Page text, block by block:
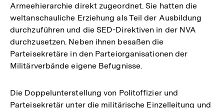
Armeehierarchie direkt zugeordnet. Sie hatten die
weltanschauliche Erziehung als Teil der Ausbildung
durchzuführen und die SED-Direktiven in der NVA
durchzusetzen. Neben ihnen besaßen die
Parteisekretäre in den Parteiorganisationen der
Militärverbände eigene Befugnisse.
Die Doppelunterstellung von Politoffizier und
Parteisekretär unter die militärische Einzelleitung und